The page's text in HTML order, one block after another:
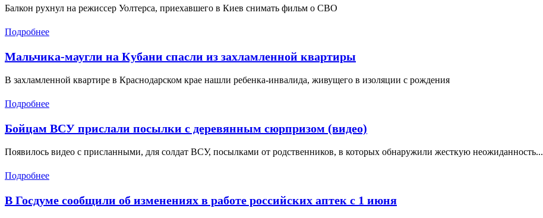
Балкон рухнул на режиссер Уолтерса, приехавшего в Киев снимать фильм о СВО
Подробнее
Мальчика-маугли на Кубани спасли из захламленной квартиры
В захламленной квартире в Краснодарском крае нашли ребенка-инвалида, живущего в изоляции с рождения
Подробнее
Бойцам ВСУ прислали посылки с деревянным сюрпризом (видео)
Появилось видео с присланными, для солдат ВСУ, посылками от родственников, в которых обнаружили жесткую неожиданность...
Подробнее
В Госдуме сообщили об изменениях в работе российских аптек с 1 июня